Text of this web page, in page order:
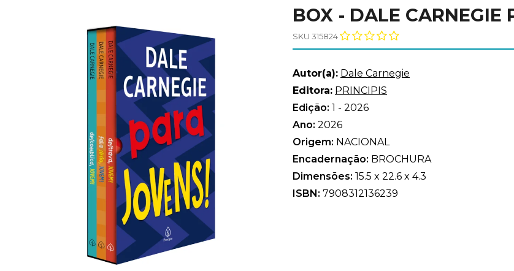
BOX - DALE CARNEGIE
SKU 315824
Autor(a): Dale Carnegie
Editora: PRINCIPIS
Edição: 1 - 2026
Ano: 2026
Origem: NACIONAL
Encadernação: BROCHURA
Dimensões: 15.5 x 22.6 x 4.3
ISBN: 7908312136239